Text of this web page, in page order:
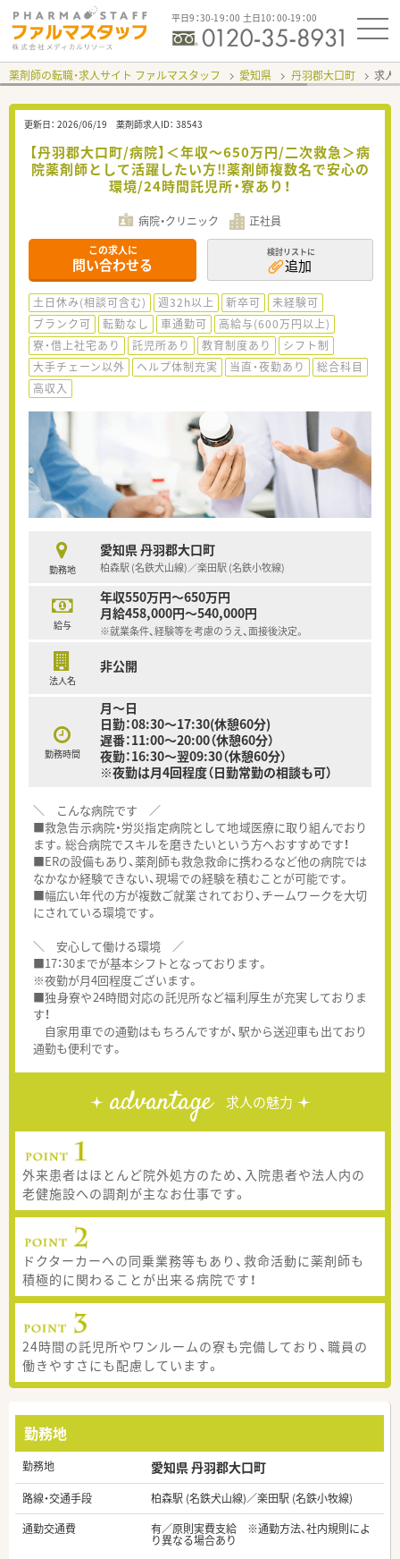
平日9：30-19：00 土日10：00-19：00
薬剤師の転職・求人サイト ファルマスタッフ 愛知県 丹羽郡大口町 求人
更新日： 2026/06/19 薬剤師求人ID： 38543
【丹羽郡大口町/病院】＜年収～650万円/二次救急＞病
院薬剤師として活躍したい方‼薬剤師複数名で安心の
環境/24時間託児所・寮あり！
病院・クリニック 正社員
この求人に
問い合わせる
検討リストに
追加
土日休み(相談可含む) 週32h以上 新卒可
未経験可
ブランク可
転勤なし 車通勤可
高給与(600万円以上)
寮・借上社宅あり
託児所あり 教育制度あり
シフト制
大手チェーン以外
ヘルプ体制充実 当直・夜勤あり
総合科目
高収入
勤務地
愛知県 丹羽郡大口町
柏森駅 (名鉄犬山線)／楽田駅 (名鉄小牧線)
給与
年収550万円～650万円
月給458,000円～540,000円
※就業条件、経験等を考慮のうえ、面接後決定。
法人名
非公開
勤務時間
月～日
日勤：08:30～17:30(休憩60分)
遅番：11:00～20:00（休憩60分）
夜勤：16:30～翌09:30（休憩60分）
※夜勤は月4回程度（日勤常勤の相談も可）
＼ こんな病院です ／
■救急告示病院・労災指定病院として地域医療に取り組んでおり
ます。総合病院でスキルを磨きたいという方へおすすめです！
■ERの設備もあり、薬剤師も救急救命に携わるなど他の病院では
なかなか経験できない、現場での経験を積むことが可能です。
■幅広い年代の方が複数ご就業されており、チームワークを大切
にされている環境です。
＼ 安心して働ける環境 ／
■17：30までが基本シフトとなっております。
※夜勤が月4回程度ございます。
■独身寮や24時間対応の託児所など福利厚生が充実しておりま
す！
自家用車での通勤はもちろんですが、駅から送迎車も出ており
通勤も便利です。
advantage 求人の魅力
外来患者はほとんど院外処方のため、入院患者や法人内の
老健施設への調剤が主なお仕事です。
ドクターカーへの同乗業務等もあり、救命活動に薬剤師も
積極的に関わることが出来る病院です！
24時間の託児所やワンルームの寮も完備しており、職員の
働きやすさにも配慮しています。
勤務地
勤務地 愛知県 丹羽郡大口町
路線・交通手段
柏森駅 (名鉄犬山線)／楽田駅 (名鉄小牧線)
通勤交通費
有／原則実費支給 ※通勤方法、社内規則によ
り異なる場合あり